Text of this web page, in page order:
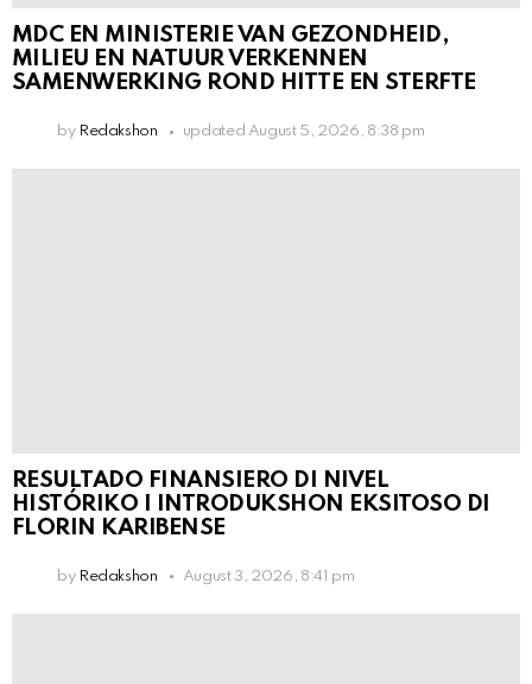
MDC EN MINISTERIE VAN GEZONDHEID,
MILIEU EN NATUUR VERKENNEN
SAMENWERKING ROND HITTE EN STERFTE
by Redakshon updated August 5, 2026, 8:38 pm
RESULTADO FINANSIERO DI NIVEL
HISTÓRIKO I INTRODUKSHON EKSITOSO DI
FLORIN KARIBENSE
by Redakshon August 3, 2026, 8:41 pm